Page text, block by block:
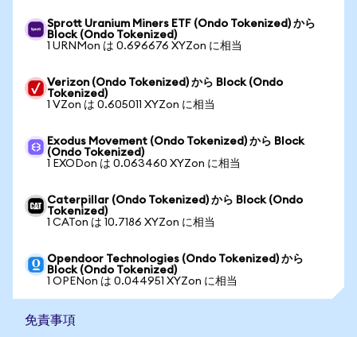
Sprott Uranium Miners ETF (Ondo Tokenized) から
Block (Ondo Tokenized)
1 URNMon は 0.696676 XYZon に相当
Verizon (Ondo Tokenized) から Block (Ondo
Tokenized)
1 VZon は 0.605011 XYZon に相当
Exodus Movement (Ondo Tokenized) から Block
(Ondo Tokenized)
1 EXODon は 0.063460 XYZon に相当
Caterpillar (Ondo Tokenized) から Block (Ondo
Tokenized)
1 CATon は 10.7186 XYZon に相当
Opendoor Technologies (Ondo Tokenized) から
Block (Ondo Tokenized)
1 OPENon は 0.044951 XYZon に相当
免責事項